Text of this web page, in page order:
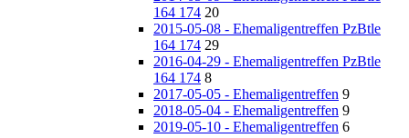
164 174 20
2015-05-08 - Ehemaligentreffen PzBtle
164 174 29
2016-04-29 - Ehemaligentreffen PzBtle
164 174 8
2017-05-05 - Ehemaligentreffen 9
2018-05-04 - Ehemaligentreffen 9
2019-05-10 - Ehemaligentreffen 6